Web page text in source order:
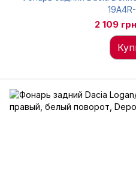
2 109 грн